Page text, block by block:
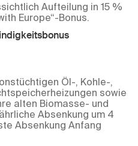
Aufteilung in 15 %
Europe“-Bonus.
Öl-, Kohle-,
sowie
alten Biomasse- und
Absenkung um 4
Absenkung Anfang